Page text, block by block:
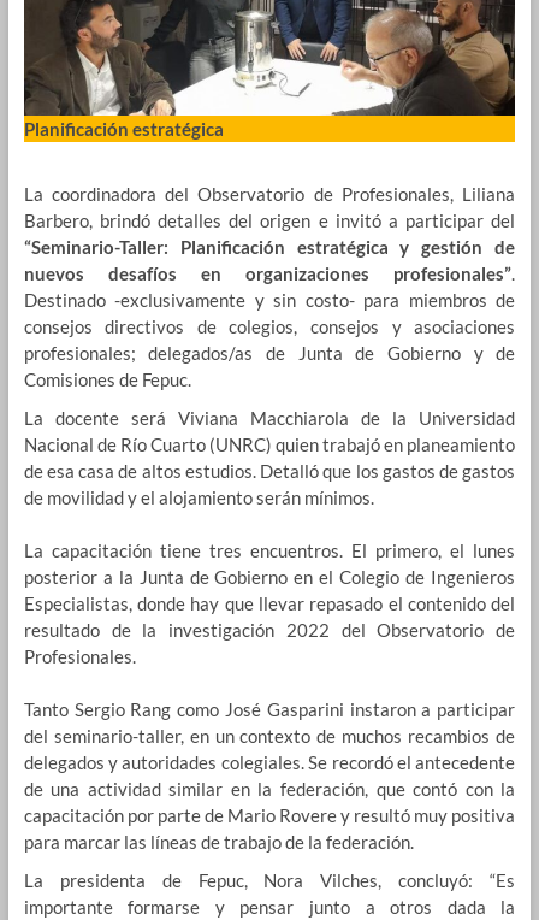
Planificación estratégica
La coordinadora del Observatorio de Profesionales, Liliana
Barbero, brindó detalles del origen e invitó a participar del
“Seminario-Taller: Planificación estratégica y gestión de
nuevos desafíos en organizaciones profesionales”.
Destinado -exclusivamente y sin costo- para miembros de
consejos directivos de colegios, consejos y asociaciones
profesionales; delegados/as de Junta de Gobierno y de
Comisiones de Fepuc.
La docente será Viviana Macchiarola de la Universidad
Nacional de Río Cuarto (UNRC) quien trabajó en planeamiento
de esa casa de altos estudios. Detalló que los gastos de gastos
de movilidad y el alojamiento serán mínimos.
La capacitación tiene tres encuentros. El primero, el lunes
posterior a la Junta de Gobierno en el Colegio de Ingenieros
Especialistas, donde hay que llevar repasado el contenido del
resultado de la investigación 2022 del Observatorio de
Profesionales.
Tanto Sergio Rang como José Gasparini instaron a participar
del seminario-taller, en un contexto de muchos recambios de
delegados y autoridades colegiales. Se recordó el antecedente
de una actividad similar en la federación, que contó con la
capacitación por parte de Mario Rovere y resultó muy positiva
para marcar las líneas de trabajo de la federación.
La presidenta de Fepuc, Nora Vilches, concluyó: “Es
importante formarse y pensar junto a otros dada la